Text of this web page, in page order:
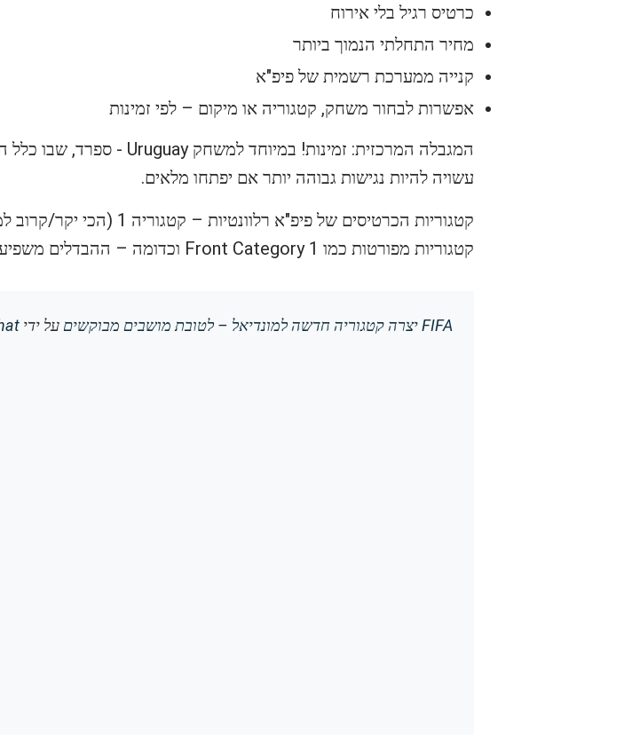
כרטיס רגיל בלי אירוח
מחיר התחלתי הנמוך ביותר
קנייה ממערכת רשמית של פיפ"א
אפשרות לבחור משחק, קטגוריה או מיקום – לפי זמינות
עשויה להיות נגישות גבוהה יותר אם יפתחו מלאים.
קטגוריות מפורטות כמו Front Category 1 וכדומה – ההבדלים משפיעים על המחיר והמיקום.
FIFA יצרה קטגוריה חדשה למונדיאל – לטובת מושבים מבוקשים על ידי